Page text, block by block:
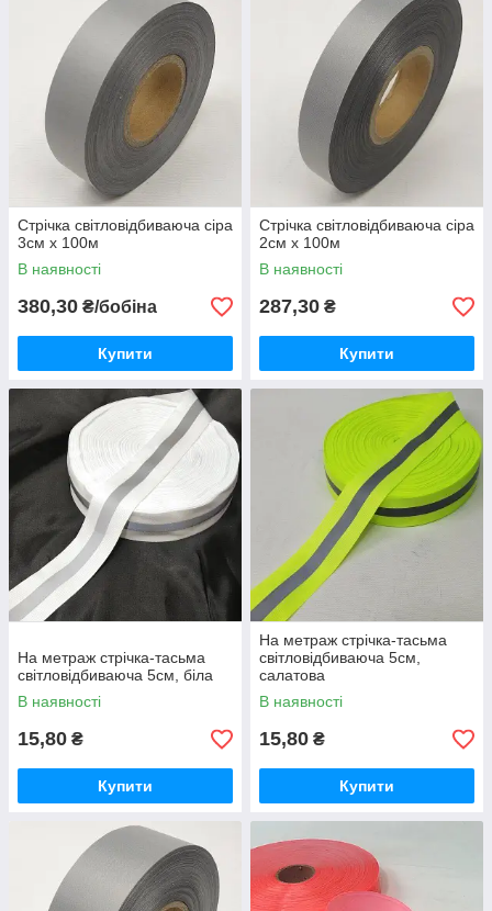
Стрічка світловідбиваюча сіра
3см х 100м
В наявності
380,30 ₴/бобіна
Купити
Стрічка світловідбиваюча сіра
2см х 100м
В наявності
287,30 ₴
Купити
На метраж стрічка-тасьма
світловідбиваюча 5см, біла
В наявності
15,80 ₴
Купити
На метраж стрічка-тасьма
світловідбиваюча 5см,
салатова
В наявності
15,80 ₴
Купити